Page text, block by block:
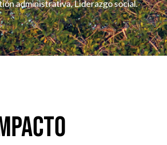
administrativa, Liderazgo social.